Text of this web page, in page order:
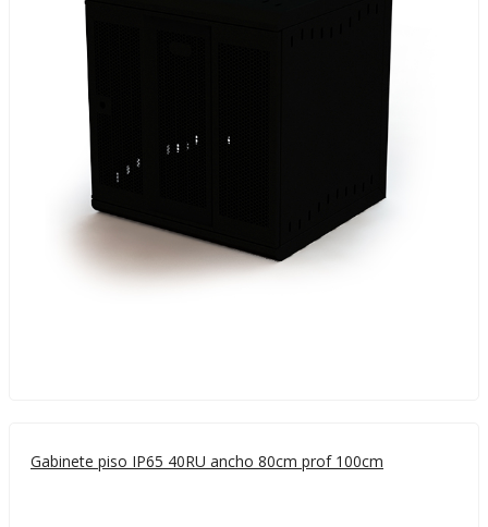
Gabinete piso IP65 40RU ancho 80cm prof 100cm